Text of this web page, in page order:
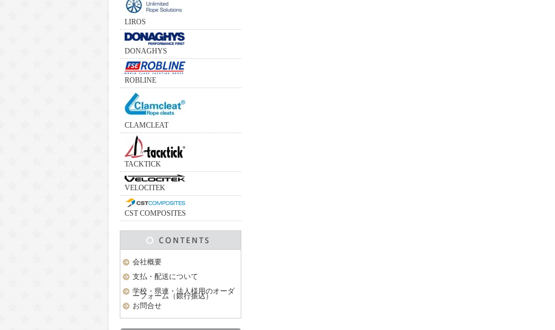
LIROS
DONAGHYS
ROBLINE
CLAMCLEAT
TACKTICK
VELOCITEK
CST COMPOSITES
会社概要
支払・配送について
学校・県連・法人様用のオーダ
ーフォーム（銀行振込）
お問合せ